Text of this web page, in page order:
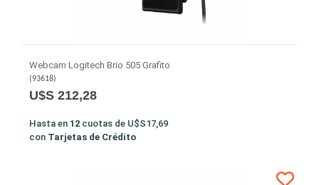
Webcam Logitech Brio 505 Grafito
(93618)
U$S 212,28
Hasta en 12 cuotas de U$S17,69
con Tarjetas de Crédito